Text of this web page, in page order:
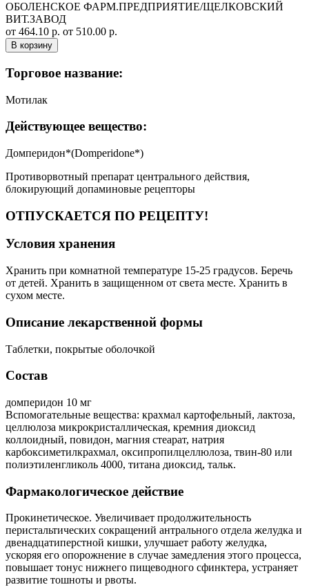
ОБОЛЕНСКОЕ ФАРМ.ПРЕДПРИЯТИЕ/ЩЕЛКОВСКИЙ
ВИТ.ЗАВОД
от 464.10 р. от 510.00 р.
В корзину
Торговое название:
Мотилак
Действующее вещество:
Домперидон*(Domperidone*)
Противорвотный препарат центрального действия,
блокирующий допаминовые рецепторы
ОТПУСКАЕТСЯ ПО РЕЦЕПТУ!
Условия хранения
Хранить при комнатной температуре 15-25 градусов. Беречь
от детей. Хранить в защищенном от света месте. Хранить в
сухом месте.
Описание лекарственной формы
Таблетки, покрытые оболочкой
Состав
домперидон 10 мг
Вспомогательные вещества: крахмал картофельный, лактоза,
целлюлоза микрокристаллическая, кремния диоксид
коллоидный, повидон, магния стеарат, натрия
карбоксиметилкрахмал, оксипропилцеллюлоза, твин-80 или
полиэтиленгликоль 4000, титана диоксид, тальк.
Фармакологическое действие
Прокинетическое. Увеличивает продолжительность
перистальтических сокращений антрального отдела желудка и
двенадцатиперстной кишки, улучшает работу желудка,
ускоряя его опорожнение в случае замедления этого процесса,
повышает тонус нижнего пищеводного сфинктера, устраняет
развитие тошноты и рвоты.